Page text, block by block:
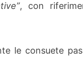
, con
le consuete